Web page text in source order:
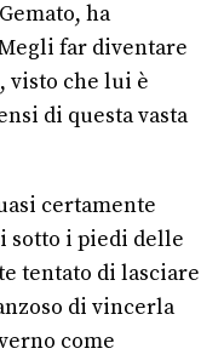
ha
far diventare
visto che lui è
di questa vasta
certamente
sotto i piedi delle
tentato di lasciare
di vincerla
come